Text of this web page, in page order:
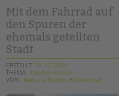
Förderzentren
Kollegs
EFöB
Schulbezogene Sozialarbeit
Tagesgruppen
Mit dem Fahrrad auf
den Spuren der
ehemals geteilten
Stadt
ERSTELLT 29.10.2021
THEMA tandem intern
VON
Barbara Brecht-Hadraschek